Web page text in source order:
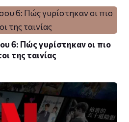
6: Πώς γυρίστηκαν οι πιο
της ταινίας